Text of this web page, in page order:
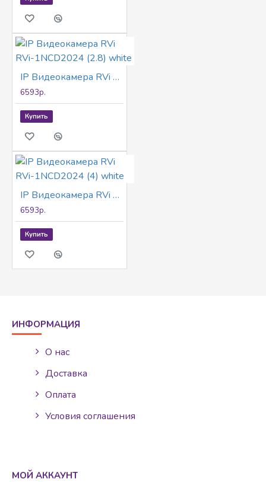
IP Видеокамера RVi RVi-1NCD2024 (2.8) white
6593р.
Купить
IP Видеокамера RVi RVi-1NCD2024 (4) white
6593р.
Купить
ИНФОРМАЦИЯ
О нас
Доставка
Оплата
Условия соглашения
МОЙ АККАУНТ